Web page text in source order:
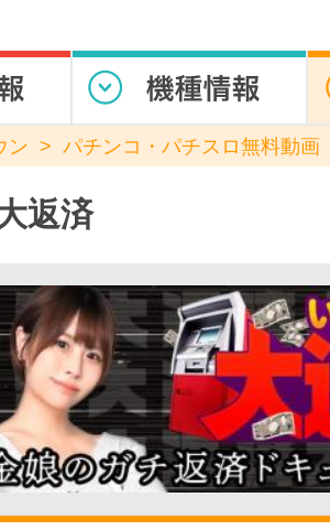
ン パチンコ・パチスロ無料動画
返済